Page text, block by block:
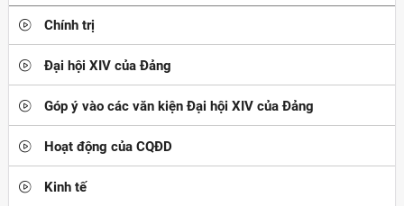
Chính trị
Đại hội XIV của Đảng
Góp ý vào các văn kiện Đại hội XIV của Đảng
Hoạt động của CQĐD
Kinh tế